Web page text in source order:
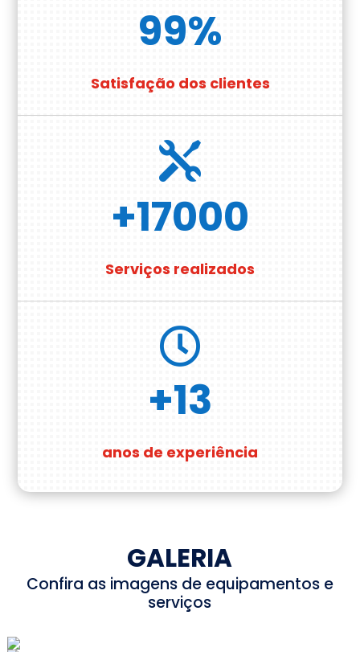
99%
Satisfação dos clientes

+17000
Serviços realizados

+13
anos de experiência
GALERIA
Confira as imagens de equipamentos e
serviços